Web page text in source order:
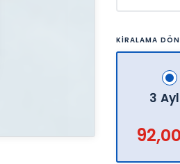
KİRALAMA
3